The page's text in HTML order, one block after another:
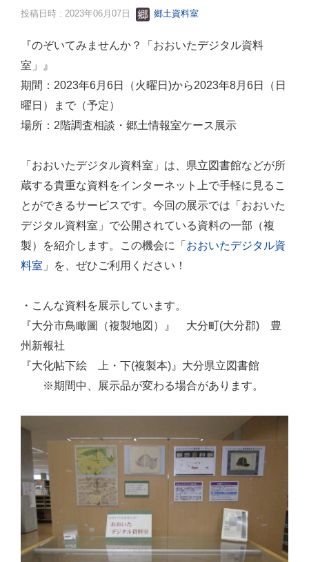
投稿日時 : 2023年06月07日 郷土資料室
『のぞいてみませんか？「おおいたデジタル資料
室」』
期間：2023年6月6日（火曜日)から2023年8月6日（日
曜日）まで（予定）
場所：2階調査相談・郷土情報室ケース展示
「おおいたデジタル資料室」は、県立図書館などが所
蔵する貴重な資料をインターネット上で手軽に見るこ
とができるサービスです。今回の展示では「おおいた
デジタル資料室」で公開されている資料の一部（複
製）を紹介します。この機会に「 おおいたデジタル資
料室 」を、ぜひご利用ください！
・こんな資料を展示しています。
『大分市鳥瞰圖（複製地図）』 大分町(大分郡) 豊
州新報社
『大化帖下絵 上・下(複製本)』大分県立図書館
※期間中、展示品が変わる場合があります。